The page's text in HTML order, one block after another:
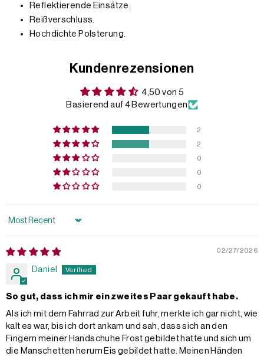
Reflektierende Einsätze.
Reißverschluss.
Hochdichte Polsterung.
Kundenrezensionen
4,50 von 5
Basierend auf 4 Bewertungen
2
2
0
0
0
Sort by
02/27/2026
Daniel
So gut, dass ich mir ein zweites Paar gekauft habe.
Als ich mit dem Fahrrad zur Arbeit fuhr, merkte ich gar nicht, wie
kalt es war, bis ich dort ankam und sah, dass sich an den
Fingern meiner Handschuhe Frost gebildet hatte und sich um
die Manschetten herum Eis gebildet hatte. Meinen Händen